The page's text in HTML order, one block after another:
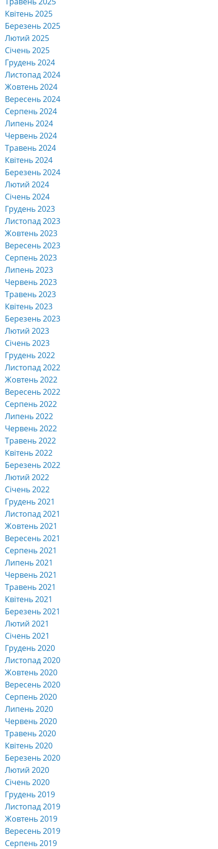
Квітень 2025
Березень 2025
Лютий 2025
Січень 2025
Грудень 2024
Листопад 2024
Жовтень 2024
Вересень 2024
Серпень 2024
Липень 2024
Червень 2024
Травень 2024
Квітень 2024
Березень 2024
Лютий 2024
Січень 2024
Грудень 2023
Листопад 2023
Жовтень 2023
Вересень 2023
Серпень 2023
Липень 2023
Червень 2023
Травень 2023
Квітень 2023
Березень 2023
Лютий 2023
Січень 2023
Грудень 2022
Листопад 2022
Жовтень 2022
Вересень 2022
Серпень 2022
Липень 2022
Червень 2022
Травень 2022
Квітень 2022
Березень 2022
Лютий 2022
Січень 2022
Грудень 2021
Листопад 2021
Жовтень 2021
Вересень 2021
Серпень 2021
Липень 2021
Червень 2021
Травень 2021
Квітень 2021
Березень 2021
Лютий 2021
Січень 2021
Грудень 2020
Листопад 2020
Жовтень 2020
Вересень 2020
Серпень 2020
Липень 2020
Червень 2020
Травень 2020
Квітень 2020
Березень 2020
Лютий 2020
Січень 2020
Грудень 2019
Листопад 2019
Жовтень 2019
Вересень 2019
Серпень 2019